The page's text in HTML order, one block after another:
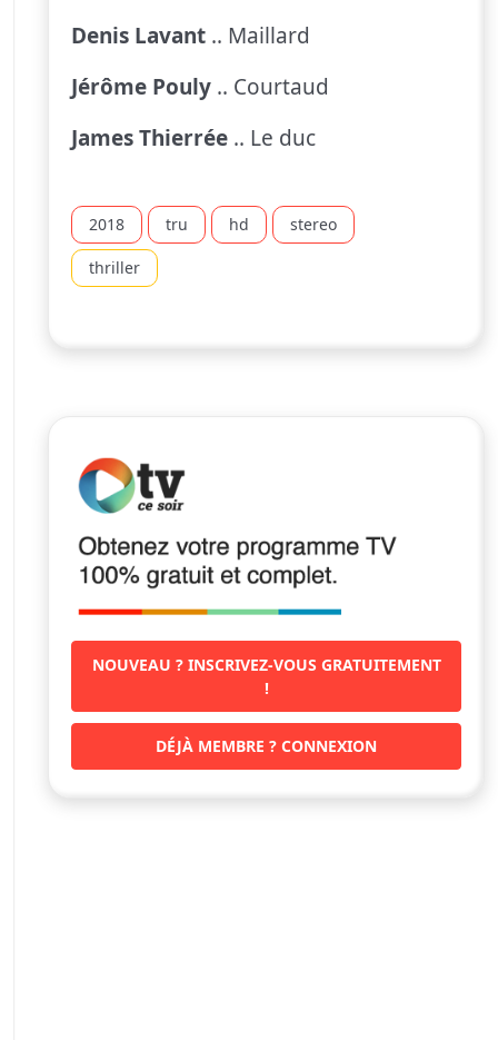
Denis Lavant .. Maillard
Jérôme Pouly .. Courtaud
James Thierrée .. Le duc
2018 tru hd stereo
thriller
NOUVEAU ? INSCRIVEZ-VOUS GRATUITEMENT
!
DÉJÀ MEMBRE ? CONNEXION